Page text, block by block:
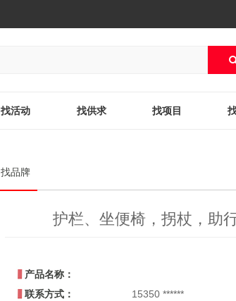
找活动 找供求 找项目
找品牌
护栏、坐便椅，拐杖，助
产品名称：
联系方式：
15350 ******